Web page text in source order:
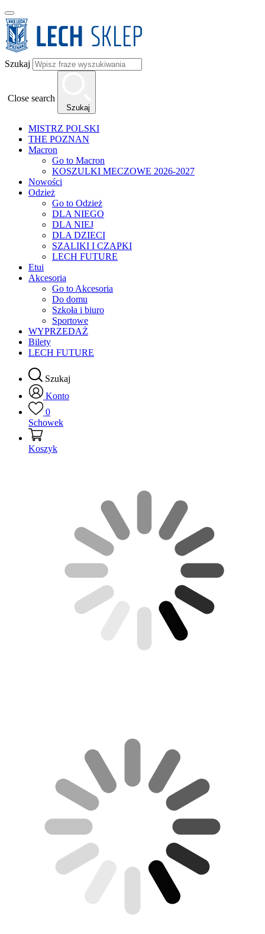
Szukaj
Close search
Szukaj
MISTRZ POLSKI
THE POZNAN
Macron
Go to Macron
KOSZULKI MECZOWE 2026-2027
Nowości
Odzież
Go to Odzież
DLA NIEGO
DLA NIEJ
DLA DZIECI
SZALIKI I CZAPKI
LECH FUTURE
Etui
Akcesoria
Go to Akcesoria
Do domu
Szkoła i biuro
Sportowe
WYPRZEDAŻ
Bilety
LECH FUTURE
Szukaj
Konto
0
Schowek
Koszyk